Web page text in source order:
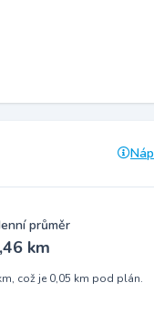
průměr
km
což je 0,05 km pod plán.